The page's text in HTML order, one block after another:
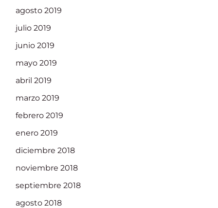
agosto 2019
julio 2019
junio 2019
mayo 2019
abril 2019
marzo 2019
febrero 2019
enero 2019
diciembre 2018
noviembre 2018
septiembre 2018
agosto 2018